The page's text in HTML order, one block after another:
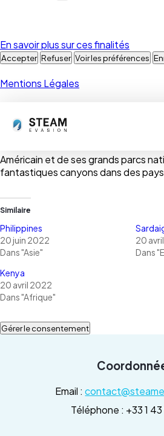
En savoir plus sur ces finalités
Accepter Refuser Voir les préférences
Mentions Légales
Le pays des grands espaces et des
étonnantes comme New York, Los
Américain et de ses grands parcs
fantastiques canyons dans des
Similaire
Philippines
20 juin 2022
Dans "Asie"
20
Dans
Kenya
20 avril 2022
Dans "Afrique"
Gérer le consentement
Email :
Téléphone : +33 1 43